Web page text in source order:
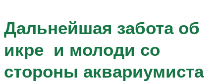
Дальнейшая забота об
икре и молоди со
стороны аквариумиста